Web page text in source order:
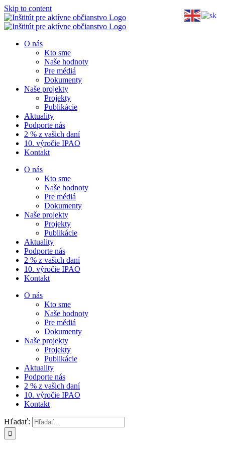
Skip to content
O nás
Kto sme
Naše hodnoty
Pre médiá
Dokumenty
Naše projekty
Projekty
Publikácie
Aktuality
Podporte nás
2 % z vašich daní
10. výročie IPAO
Kontakt
O nás
Kto sme
Naše hodnoty
Pre médiá
Dokumenty
Naše projekty
Projekty
Publikácie
Aktuality
Podporte nás
2 % z vašich daní
10. výročie IPAO
Kontakt
O nás
Kto sme
Naše hodnoty
Pre médiá
Dokumenty
Naše projekty
Projekty
Publikácie
Aktuality
Podporte nás
2 % z vašich daní
10. výročie IPAO
Kontakt
Hľadať: